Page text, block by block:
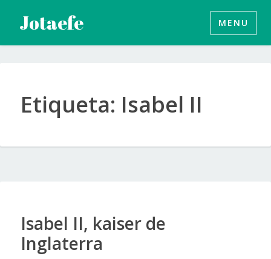
contenido
Jotaefe MENU
Etiqueta: Isabel II
Isabel II, kaiser de
Inglaterra